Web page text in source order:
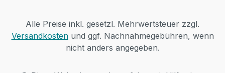
Alle Preise inkl. gesetzl. Mehrwertsteuer zzgl.
Versandkostenund ggf. Nachnahmegebühren, wenn
nicht anders angegeben.